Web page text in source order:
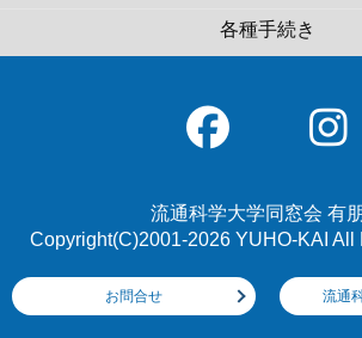
各種手続き
流通科学大学同窓会 有
Copyright(C)2001-2026 YUHO-KAI All
お問合せ 流通